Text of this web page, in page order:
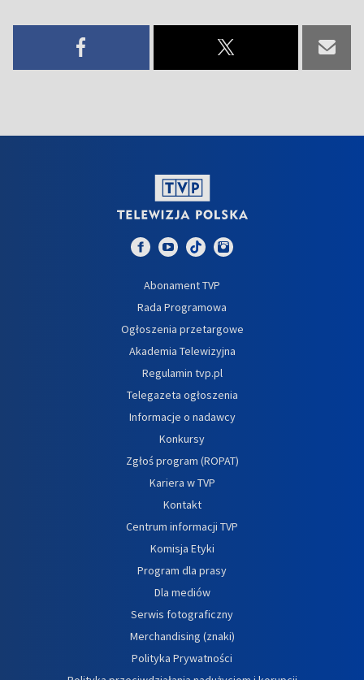
Abonament TVP
Rada Programowa
Ogłoszenia przetargowe
Akademia Telewizyjna
Regulamin tvp.pl
Telegazeta ogłoszenia
Informacje o nadawcy
Konkursy
Zgłoś program (ROPAT)
Kariera w TVP
Kontakt
Centrum informacji TVP
Komisja Etyki
Program dla prasy
Dla mediów
Serwis fotograficzny
Merchandising (znaki)
Polityka Prywatności